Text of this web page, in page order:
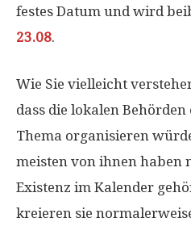
festes Datum und wird
23.08.
Wie Sie vielleicht
dass die lokalen
Thema organisieren
meisten von ihnen haben
Existenz im Kalender
kreieren sie